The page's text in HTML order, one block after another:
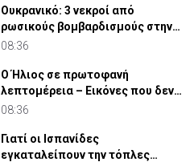
Ουκρανικό: 3 νεκροί από
ρωσικούς βομβαρδισμούς στην
περιφέρεια του Χαρκόβου
08:36
Ο Ήλιος σε πρωτοφανή
λεπτομέρεια – Εικόνες που δεν
έχουμε ξαναδεί (ΒΙΝΤΕΟ)
08:36
Γιατί οι Ισπανίδες
εγκαταλείπουν την τόπλες